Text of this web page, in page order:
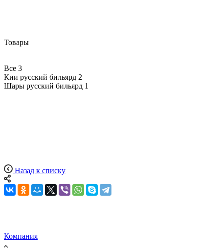
Товары
Все 3
Кии русский бильярд 2
Шары русский бильярд 1
Назад к списку
Компания